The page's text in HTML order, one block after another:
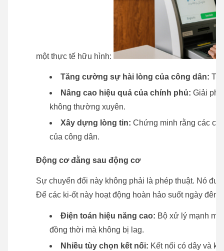
một thực tế hữu hình:
Tăng cường sự hài lòng của công dân:
Nâng cao hiệu quả của chính phủ: Giải
không thường xuyên.
Xây dựng lòng tin: Chứng minh rằng các
của công dân.
Động cơ đằng sau động cơ
Sự chuyển đổi này không phải là phép thuật. Nó
Để các ki-ốt này hoạt động hoàn hảo suốt ngày
Điện toán hiệu năng cao: Bộ xử lý mạnh
đồng thời mà không bị lag.
Nhiều tùy chọn kết nối: Kết nối có dây và